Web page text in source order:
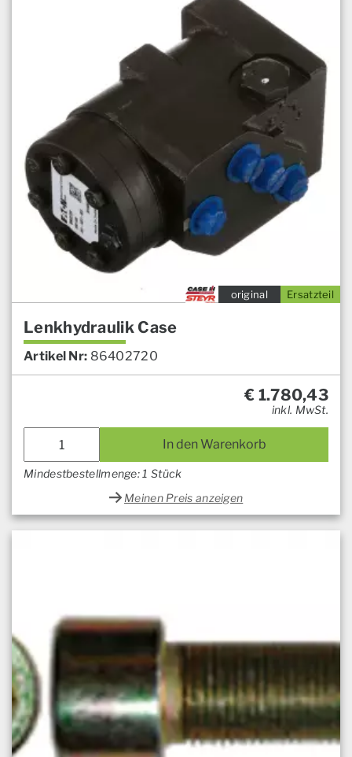
Ersatzteil
original
Lenkhydraulik Case
Artikel Nr: 86402720
€ 1.780,43
inkl. MwSt.
In den Warenkorb
Mindestbestellmenge: 1 Stück
Meinen Preis anzeigen